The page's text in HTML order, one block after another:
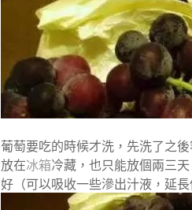
葡萄要吃的時候才洗，先洗了之
放在冰箱冷藏，也只能放個兩三
好（可以吸收一些滲出汁液，延